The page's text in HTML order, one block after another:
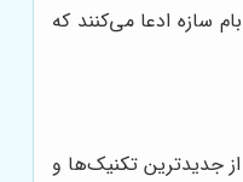
سازه ادعا می‌کنند که
جدیدترین تکنیک‌ها و